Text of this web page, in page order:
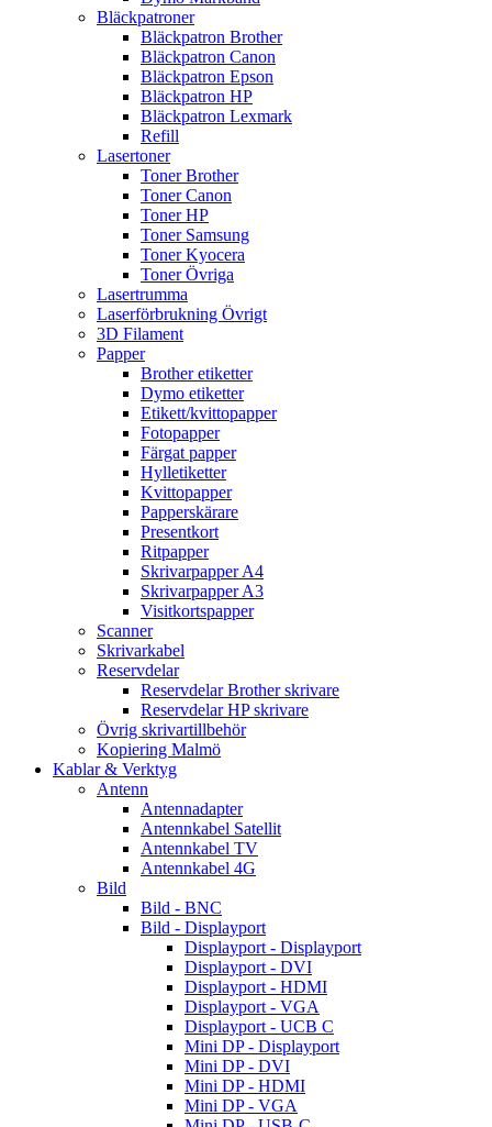
Bläckpatroner
Bläckpatron Brother
Bläckpatron Canon
Bläckpatron Epson
Bläckpatron HP
Bläckpatron Lexmark
Refill
Lasertoner
Toner Brother
Toner Canon
Toner HP
Toner Samsung
Toner Kyocera
Toner Övriga
Lasertrumma
Laserförbrukning Övrigt
3D Filament
Papper
Brother etiketter
Dymo etiketter
Etikett/kvittopapper
Fotopapper
Färgat papper
Hylletiketter
Kvittopapper
Papperskärare
Presentkort
Ritpapper
Skrivarpapper A4
Skrivarpapper A3
Visitkortspapper
Scanner
Skrivarkabel
Reservdelar
Reservdelar Brother skrivare
Reservdelar HP skrivare
Övrig skrivartillbehör
Kopiering Malmö
Kablar & Verktyg
Antenn
Antennadapter
Antennkabel Satellit
Antennkabel TV
Antennkabel 4G
Bild
Bild - BNC
Bild - Displayport
Displayport - Displayport
Displayport - DVI
Displayport - HDMI
Displayport - VGA
Displayport - UCB C
Mini DP - Displayport
Mini DP - DVI
Mini DP - HDMI
Mini DP - VGA